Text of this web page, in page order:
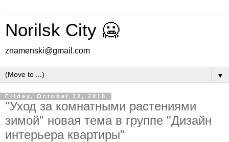
Norilsk City 🥶
znamenski@gmail.com
▼
Friday, October 12, 2018
"Уход за комнатными растениями
зимой" новая тема в группе "Дизайн
интерьера квартиры"